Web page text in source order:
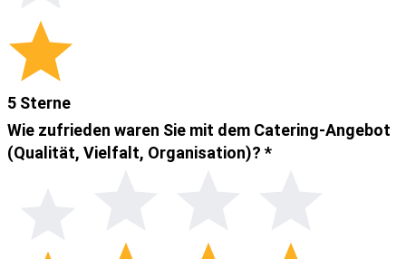
5 Sterne
Wie zufrieden waren Sie mit dem Catering-Angebot
(Qualität, Vielfalt, Organisation)? *